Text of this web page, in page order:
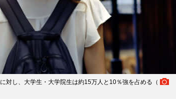
対し、大学生・大学院生は約15万人と10％強を占める（